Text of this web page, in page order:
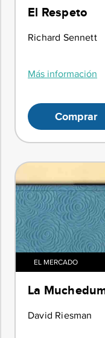
El Respeto
Richard Sennett
Más información
Comprar
EL MERCADO
La
David Riesman